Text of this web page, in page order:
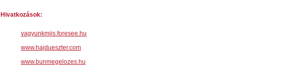
Hivatkozások:
vagyunkmiis.foresee.hu
www.hajdueszter.com
www.bunmegelozes.hu